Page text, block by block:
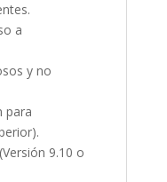
a
y no
para
9.10 o